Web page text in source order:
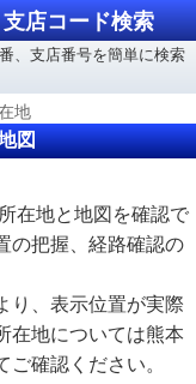
店コード検索
、支店番号を簡単に検索
地
図
在地と地図を確認で
の把握、経路確認の
り、表示位置が実際
在地については熊本
確認ください。